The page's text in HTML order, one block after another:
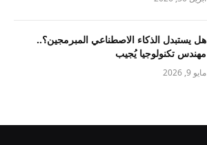
هل يستبدل الذكاء الاصطناعي المبرمجين؟..
مهندس تكنولوجيا يُجيب
مايو 9, 2026